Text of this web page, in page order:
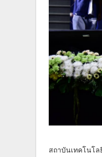
สถาบันเทคโนโล